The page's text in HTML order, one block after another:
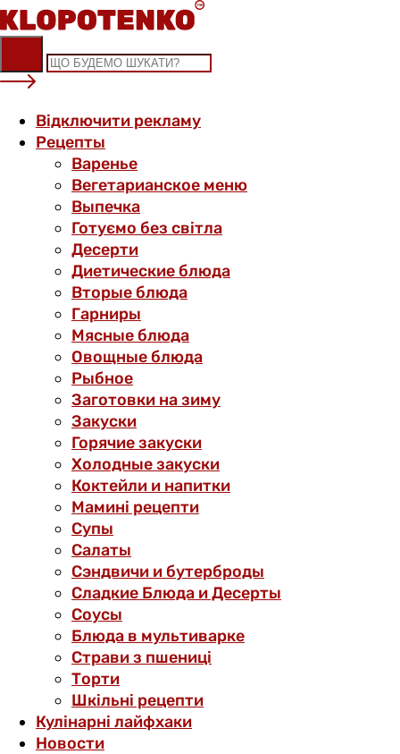
Skip
to
content
Відключити рекламу
Рецепты
Варенье
Вегетарианское меню
Выпечка
Готуємо без світла
Десерти
Диетические блюда
Вторые блюда
Гарниры
Мясные блюда
Овощные блюда
Рыбное
Заготовки на зиму
Закуски
Горячие закуски
Холодные закуски
Коктейли и напитки
Мамині рецепти
Супы
Салаты
Сэндвичи и бутерброды
Сладкие Блюда и Десерты
Соусы
Блюда в мультиварке
Страви з пшениці
Торти
Шкільні рецепти
Кулінарні лайфхаки
Новости